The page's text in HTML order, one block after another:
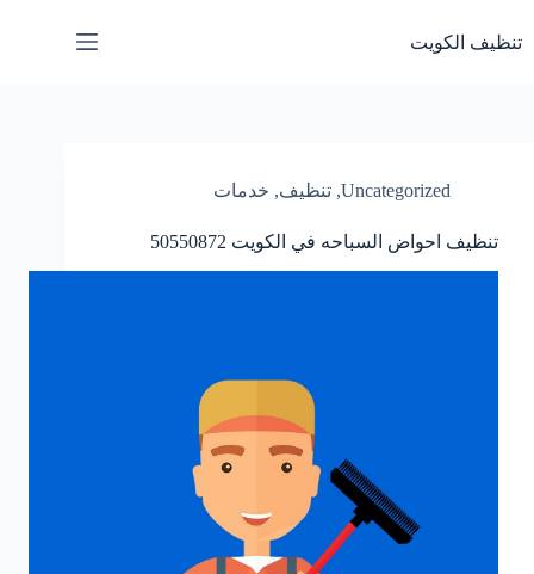
تنظيف الكويت
Uncategorized
, تنظيف, خدمات
تنظيف احواض السباحه في الكويت 50550872